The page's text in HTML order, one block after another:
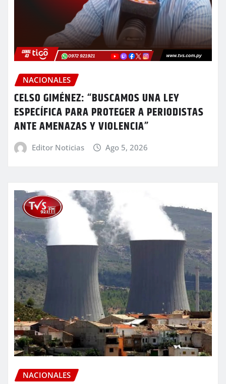
NACIONALES
CELSO GIMÉNEZ: “BUSCAMOS UNA LEY
ESPECÍFICA PARA PROTEGER A PERIODISTAS
ANTE AMENAZAS Y VIOLENCIA”
Editor Noticias Ago 5, 2026
NACIONALES